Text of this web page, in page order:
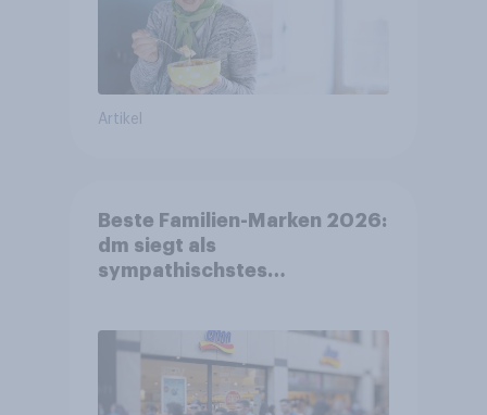
Artikel
Beste Familien-Marken 2026:
dm siegt als
sympathischstes